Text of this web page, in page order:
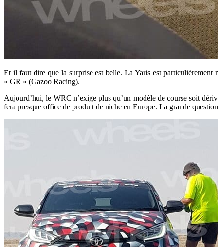
Et il faut dire que la surprise est belle. La Yaris est particulièrement
« GR » (Gazoo Racing).
Aujourd’hui, le WRC n’exige plus qu’un modèle de course soit
fera presque office de produit de niche en Europe. La grande